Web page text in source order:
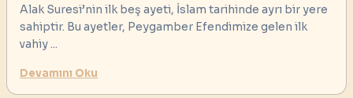
Alak Suresi’nin ilk beş ayeti, İslam tarihinde ayrı bir yere
sahiptir. Bu ayetler, Peygamber Efendimize gelen ilk
vahiy ...
Devamını Oku